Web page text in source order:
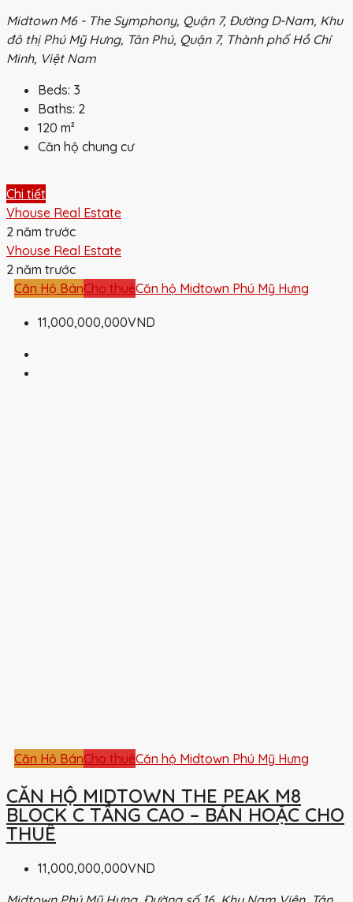
Midtown M6 - The Symphony, Quận 7, Đường D-Nam, Khu
đô thị Phú Mỹ Hưng, Tân Phú, Quận 7, Thành phố Hồ Chí
Minh, Việt Nam
Beds: 3
Baths: 2
120 m²
Căn hộ chung cư
Chi tiết
Vhouse Real Estate
2 năm trước
Vhouse Real Estate
2 năm trước
Căn Hộ BánCho thuêCăn hộ Midtown Phú Mỹ Hưng
11,000,000,000VND
Căn Hộ BánCho thuêCăn hộ Midtown Phú Mỹ Hưng
CĂN HỘ MIDTOWN THE PEAK M8
BLOCK C TẦNG CAO – BÁN HOẶC CHO
THUÊ
11,000,000,000VND